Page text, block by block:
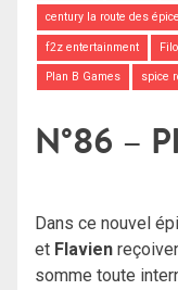
century la route des
f2z entertainment
Plan B Games spice
N°86 –
Dans ce nouvel
et Flavien
somme toute